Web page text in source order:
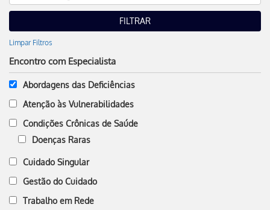
Limpar Filtros
Encontro com Especialista
Abordagens das Deficiências
Atenção às Vulnerabilidades
Condições Crônicas de Saúde
Doenças Raras
Cuidado Singular
Gestão do Cuidado
Trabalho em Rede